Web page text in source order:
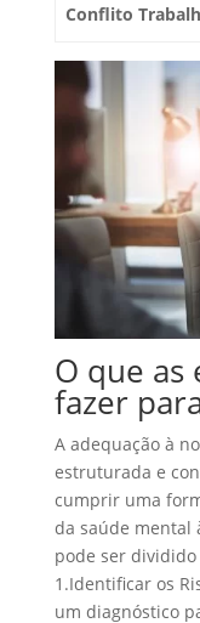
Conflito
O que as
fazer
A adequação à
estruturada e
cumprir uma
da saúde mental
pode ser
1.Identificar os
um diagnóstico